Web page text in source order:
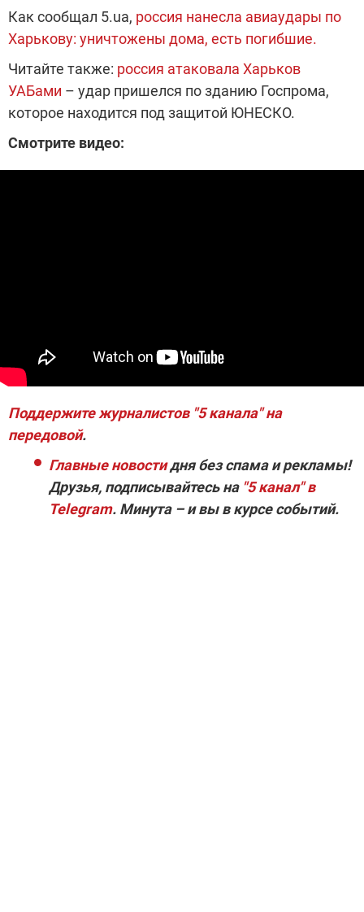
Как сообщал 5.ua, россия нанесла авиаудары по
Харькову: уничтожены дома, есть погибшие.
Читайте также: россия атаковала Харьков
УАБами – удар пришелся по зданию Госпрома,
которое находится под защитой ЮНЕСКО.
Смотрите видео:
Поддержите журналистов "5 канала" на
передовой.
Главные новостидня без спама и рекламы!
Друзья, подписывайтесь на "5 канал" в
Telegram. Минута – и вы в курсе событий.